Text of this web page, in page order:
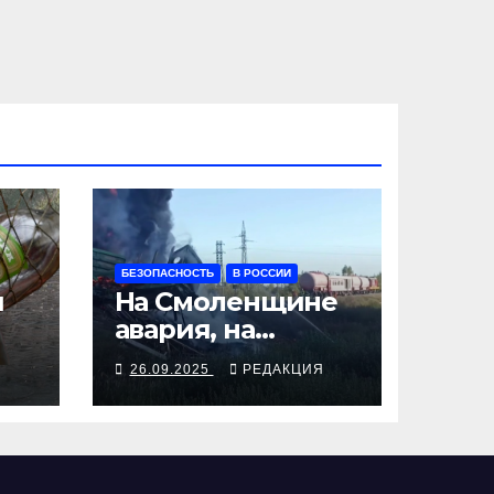
БЕЗОПАСНОСТЬ В РОССИИ
На Смоленщине
авария, на
Псковщине
взрыв
26.09.2025 РЕДАКЦИЯ